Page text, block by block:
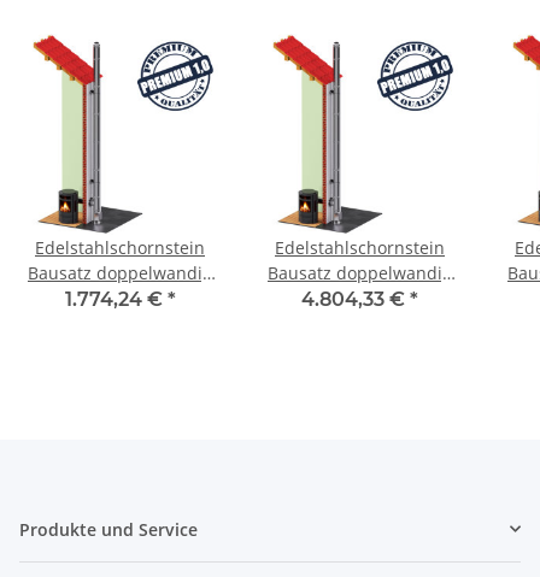
Edelstahlschornstein
Bausatz doppelwandig
6,2 m DW 150 - SWPR10
1.774,24 € *
Edelstahlschornstein
Bausatz doppelwandig
5,7 m - SWPR10 DW 450
4.804,33 € *
Produkte und Service